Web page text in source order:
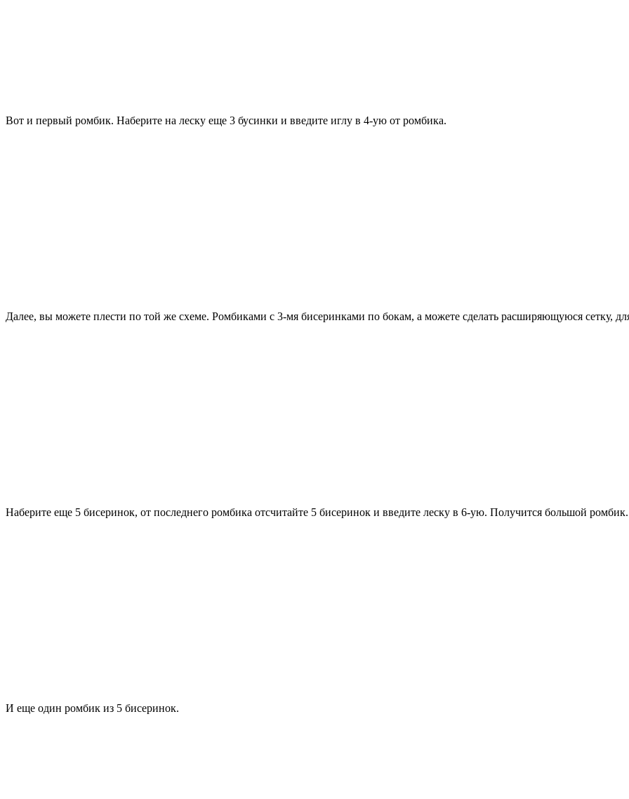
Вот и первый ромбик. Наберите на леску еще 3 бусинки и введите иглу в 4-ую от ромбика.
Далее, вы можете плести по той же схеме. Ромбиками с 3-мя бисеринками по бокам, а можете сделать расширяющуюся сетку,
Наберите еще 5 бисеринок, от последнего ромбика отсчитайте 5 бисеринок и введите леску в 6-ую. Получится большой ромбик.
И еще один ромбик из 5 бисеринок.